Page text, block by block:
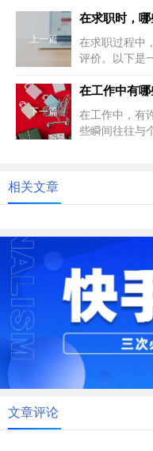
上一篇
在求职过程中
评价。以下是
下一篇
在工作中有
在工作中，有
些瞬间往往与
相关文章
文章评论